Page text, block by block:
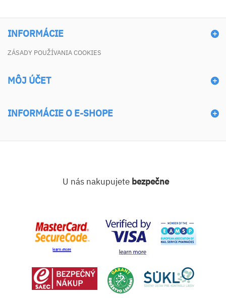
INFORMÁCIE
ZÁSADY POUŽÍVANIA COOKIES
MÔJ ÚČET
INFORMÁCIE O E-SHOPE
U nás nakupujete bezpečne